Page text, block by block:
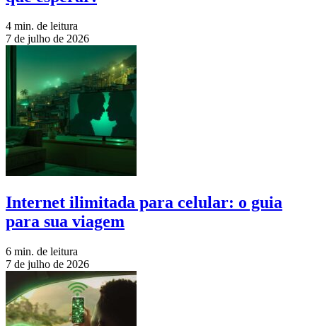
4 min. de leitura
7 de julho de 2026
Internet ilimitada para celular: o guia
para sua viagem
6 min. de leitura
7 de julho de 2026